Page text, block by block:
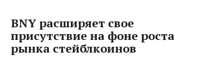
BNY расширяет свое
присутствие на фоне роста
рынка стейблкоинов